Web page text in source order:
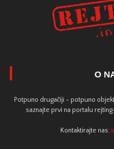
O
Potpuno drugačiji - potpuno
saznajte prvi na portalu
Kontaktirajte nas: